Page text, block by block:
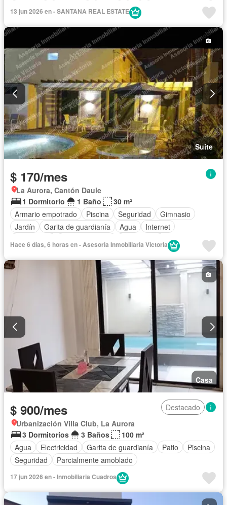
Wifi
Aire acondicionado
Electricidad
Cocina integral
Acceso para personas con discapacidad
Jardín
Solo familias
Completamente amoblado
13 jun 2026 en - SANTANA REAL ESTATE
Suite
$ 170/mes
La Aurora, Cantón Daule
1 Dormitorio
1 Baño
30 m²
Armario empotrado
Piscina Seguridad
Gimnasio
Jardín
Garita de guardianía Agua
Internet
Hace 6 días, 6 horas en - Asesoria Inmobiliaria Victoria
Casa
$ 900/mes
Destacado
Urbanización Villa Club, La Aurora
3 Dormitorios
3 Baños
100 m²
Agua
Electricidad Garita de guardianía Patio
Piscina
Seguridad
Parcialmente amoblado
17 jun 2026 en - Inmobiliaria Cuadros